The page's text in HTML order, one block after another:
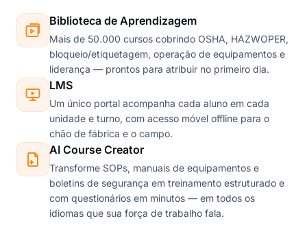
Biblioteca de Aprendizagem
Mais de 50.000 cursos cobrindo OSHA, HAZWOPER,
bloqueio/etiquetagem, operação de equipamentos e
liderança — prontos para atribuir no primeiro dia.
LMS
Um único portal acompanha cada aluno em cada
unidade e turno, com acesso móvel offline para o
chão de fábrica e o campo.
AI Course Creator
Transforme SOPs, manuais de equipamentos e
boletins de segurança em treinamento estruturado e
com questionários em minutos — em todos os
idiomas que sua força de trabalho fala.